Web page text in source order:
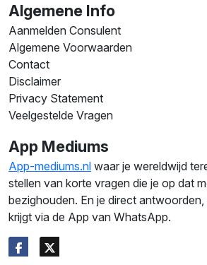
Algemene Info
Aanmelden Consulent
Algemene Voorwaarden
Contact
Disclaimer
Privacy Statement
Veelgestelde Vragen
App Mediums
App-mediums.nl waar je wereldwijd
stellen van korte vragen die je op dat
bezighouden. En je direct
krijgt via de App van WhatsApp.